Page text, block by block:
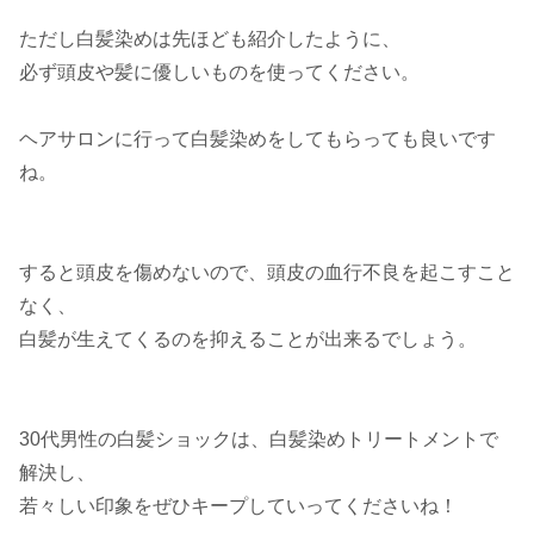
ただし白髪染めは先ほども紹介したように、
必ず頭皮や髪に優しいものを使ってください。
ヘアサロンに行って白髪染めをしてもらっても良いです
ね。
すると頭皮を傷めないので、頭皮の血行不良を起こすこと
なく、
白髪が生えてくるのを抑えることが出来るでしょう。
30代男性の白髪ショックは、白髪染めトリートメントで
解決し、
若々しい印象をぜひキープしていってくださいね！